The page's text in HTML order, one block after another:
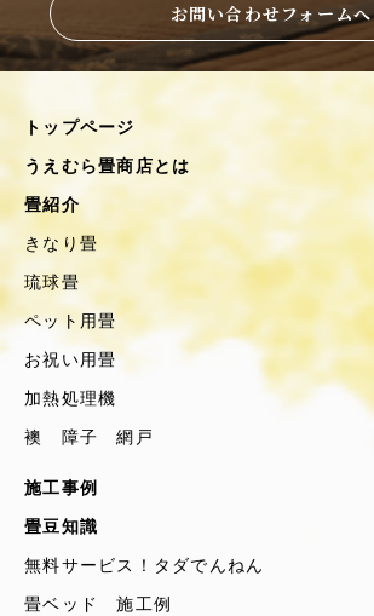
お問い合わせフォームへ
トップページ
うえむら畳商店とは
畳紹介
きなり畳
琉球畳
ペット用畳
お祝い用畳
加熱処理機
襖 障子 網戸
施工事例
畳豆知識
無料サービス！タダでんねん
畳ベッド 施工例